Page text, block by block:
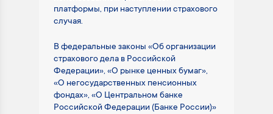
платформы, при наступлении страхового
случая.
В федеральные законы «Об организации
страхового дела в Российской
Федерации», «О рынке ценных бумаг»,
«О негосударственных пенсионных
фондах», «О Центральном банке
Российской Федерации (Банке России)»